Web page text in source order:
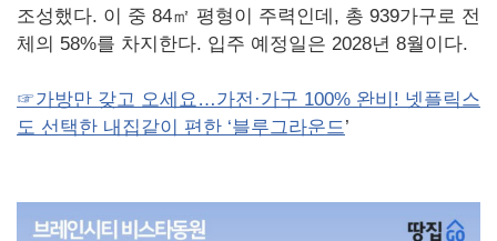
조성했다. 이 중 84㎡ 평형이 주력인데, 총 939가구로 전
체의 58%를 차지한다. 입주 예정일은 2028년 8월이다.
☞가방만 갖고 오세요…가전·가구 100% 완비! 넷플릭스
도 선택한 내집같이 편한 ‘블루그라운드’